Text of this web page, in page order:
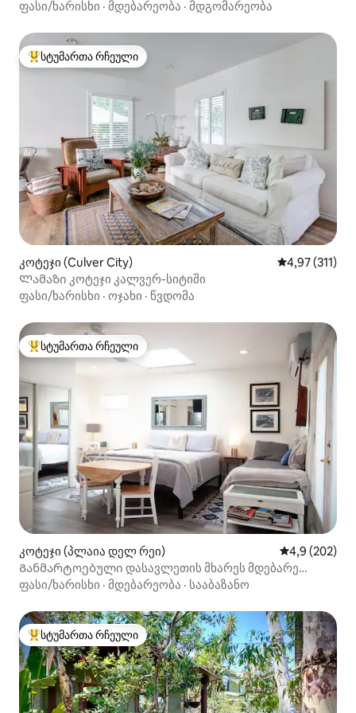
ფასი/ხარისხი · მდებარეობა · მდგომარეობა
სტუმართა რჩეული მოწინავე ვარიანტი
სტუმართა რჩეული
კოტეჯი (Culver City) საშუალო
4,97 (311)
Ლამაზი კოტეჯი კალვერ-სიტიში
ფასი/ხარისხი · ოჯახი · წვდომა
სტუმართა რჩეული მოწინავე ვარიანტი
სტუმართა რჩეული
კოტეჯი (პლაია დელ რეი) საშუალო
4,9 (202)
Განმარტოებული დასავლეთის მხარეს მდებარე
ოაზისი - ძალიან პირადი!
ფასი/ხარისხი · მდებარეობა · სააბაზანო
სტუმართა რჩეული მოწინავე ვარიანტი
სტუმართა რჩეული